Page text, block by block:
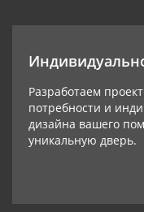
Разработаем
потребности и
дизайна вашего
уникальную дверь.